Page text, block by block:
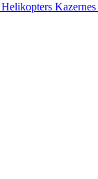
Helikopters Kazernes